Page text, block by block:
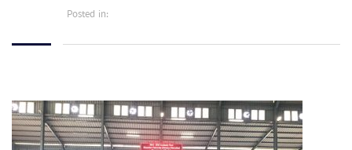
Posted in: